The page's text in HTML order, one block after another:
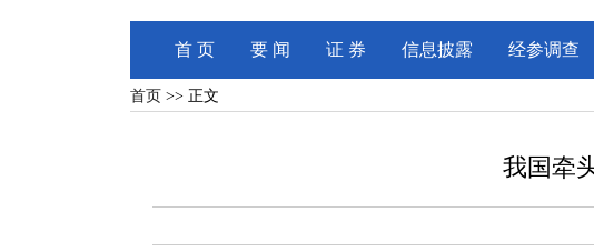
首 页 要 闻 证 券 信息披露 经参调查
首页 >> 正文
我国牵